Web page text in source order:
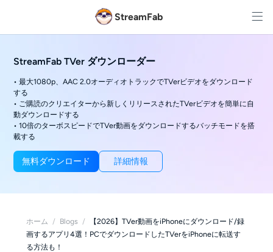
StreamFab
StreamFab TVer ダウンローダー
• 最大1080p、AAC 2.0オーディオトラックでTVerビデオをダウンロード
する
• ご購読のクリエイターから新しくリリースされたTVerビデオを簡単に自
動ダウンロードする
• 10倍のターボスピードでTVer動画をダウンロードするバッチモードを搭
載する
無料ダウンロード 詳細情報
ホーム / Blogs /
【2026】TVer動画をiPhoneにダウンロード/録
画するアプリ4選！PCでダウンロードしたTVerをiPhoneに転送す
る方法も！